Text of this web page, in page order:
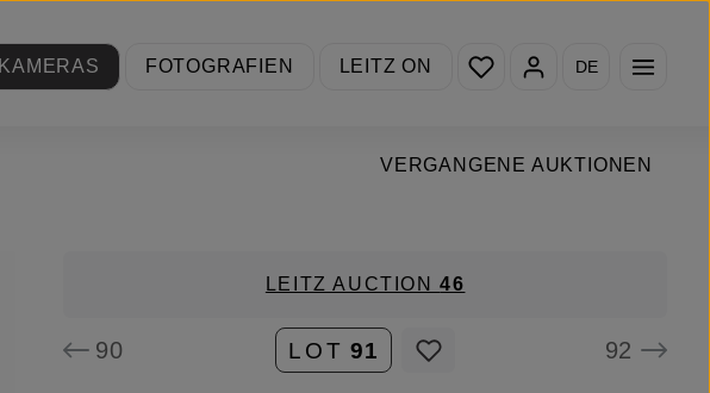
KAMERAS
FOTOGRAFIEN LEITZ ON
Du hast 0 Produkte auf
DE
VERGANGENE AUKTIONEN
LEITZ AUCTION46
90 LOT 91 92